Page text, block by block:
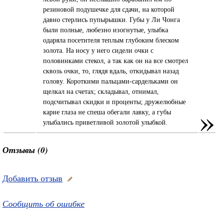
резиновой подушечке для сдачи, на которой
давно стерлись пупырышки. Губы у Ли Чонга
были полные, любезно изогнутые, улыбка
одаряла посетителя теплым глубоким блеском
золота. На носу у него сидели очки с
половинками стекол, а так как он на все смотрел
сквозь очки, то, глядя вдаль, откидывал назад
голову. Короткими пальцами-сардельками он
щелкал на счетах; складывал, отнимал,
подсчитывал скидки и проценты; дружелюбные
карие глаза не спеша обегали лавку, а губы
улыбались приветливой золотой улыбкой.
»
Отзывы (0)
Добавить отзыв
Сообщить об ошибке